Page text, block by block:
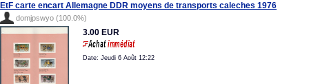
EtF carte encart Allemagne DDR moyens de transports caleches 1976
domjpswyo (100.0%)
3.00 EUR
Date: Jeudi 6 Août 12:22